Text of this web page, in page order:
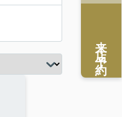
来店予約